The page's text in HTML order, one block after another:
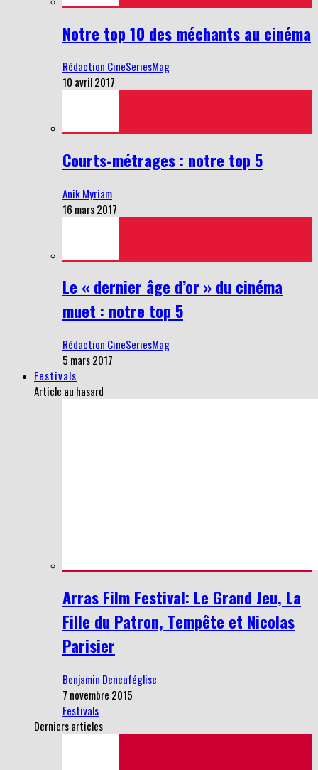
Notre top 10 des méchants au cinéma
Rédaction CineSeriesMag
10 avril 2017
Courts-métrages : notre top 5
Anik Myriam
16 mars 2017
Le « dernier âge d’or » du cinéma
muet : notre top 5
Rédaction CineSeriesMag
5 mars 2017
Festivals
Article au hasard
Arras Film Festival: Le Grand Jeu, La
Fille du Patron, Tempête et Nicolas
Parisier
Benjamin Deneuféglise
7 novembre 2015
Festivals
Derniers articles